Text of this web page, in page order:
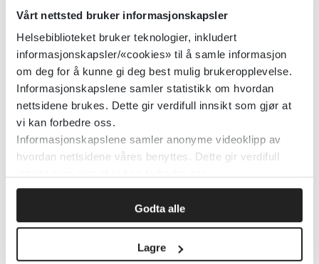
Vårt nettsted bruker informasjonskapsler
Helsebiblioteket bruker teknologier, inkludert
informasjonskapsler/«cookies» til å samle informasjon
om deg for å kunne gi deg best mulig brukeropplevelse.
Informasjonskapslene samler statistikk om hvordan
nettsidene brukes. Dette gir verdifull innsikt som gjør at
vi kan forbedre oss.
Informasjonskapslene samler anonyme videoklipp av
hvordan nettsidene våres benyttes. Dette gir verdifull
Godta alle
Lagre
eClinicalMedicine: Bruk av et
strukturert
kommunikasjonsverktøy bedret
pasientresultater og sykefravær
for pasienter med medisinsk
uforklarlige symptomer
ECDC - European Centre for